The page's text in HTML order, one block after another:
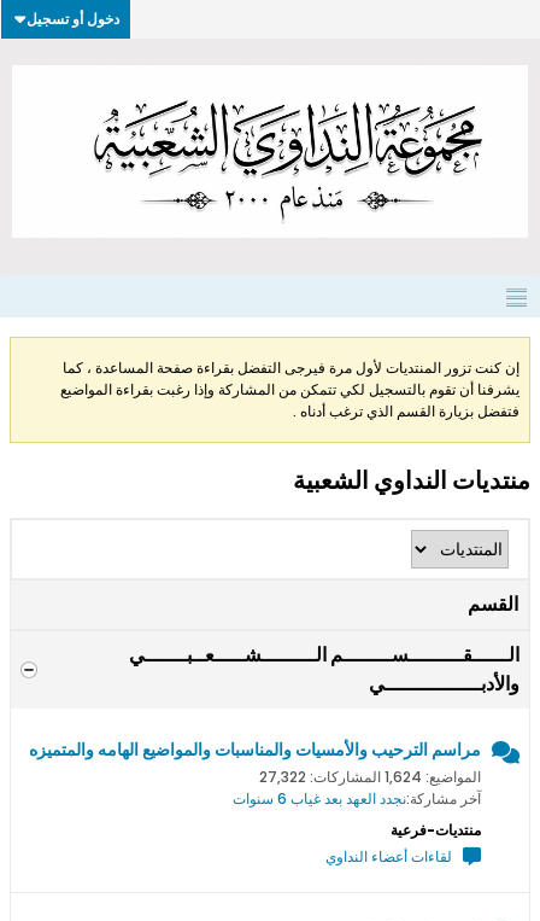
دخول أو تسجيل
إن كنت تزور المنتديات لأول مرة فيرجى التفضل بقراءة صفحة المساعدة ، كما
يشرفنا أن تقوم بالتسجيل لكي تتمكن من المشاركة وإذا رغبت بقراءة المواضيع
فتفضل بزيارة القسم الذي ترغب أدناه .
منتديات النداوي الشعبية
القسم
الــــــقـــــــــســــــــم الـــــــــشـــــعــبـــــــي
والأدبــــــــــــــــي
مراسم الترحيب والأمسيات والمناسبات والمواضيع الهامه والمتميزه
المواضيع: 1,624 المشاركات: 27,322
آخر مشاركة:نجدد العهد بعد غياب 6 سنوات
منتديات-فرعية
لقاءات أعضاء النداوي